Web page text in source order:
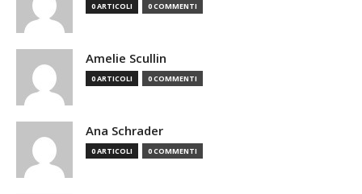
0 ARTICOLI 0 COMMENTI
Amelie Scullin
0 ARTICOLI 0 COMMENTI
Ana Schrader
0 ARTICOLI 0 COMMENTI